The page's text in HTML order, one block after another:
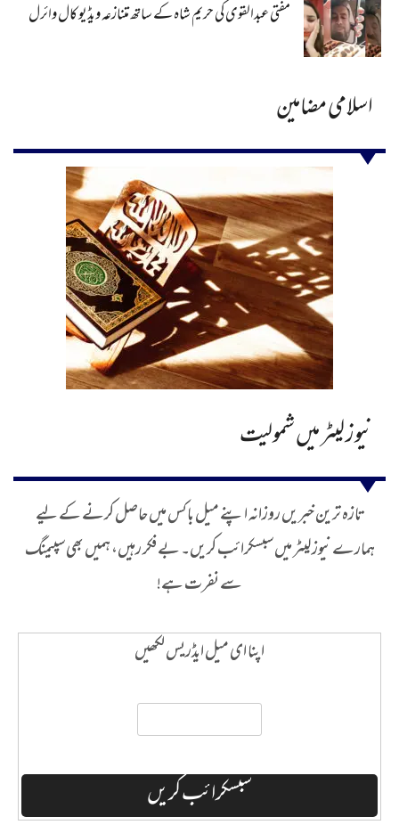
مفتی عبدالقوی کی حریم شاہ کے ساتھ متنازعہ ویڈیو کال وائرل
اسلامی مضامین
نیوز لیٹر میں شمولیت
تازہ ترین خبریں روزانہ اپنے میل باکس میں حاصل کرنے کے لیے
ہمارے نیوز لیٹر میں سبسکرائب کریں۔ بے فکر رہیں، ہمیں بھی سپیمنگ
سے نفرت ہے!
اپنا ای میل ایڈریس لکھیں